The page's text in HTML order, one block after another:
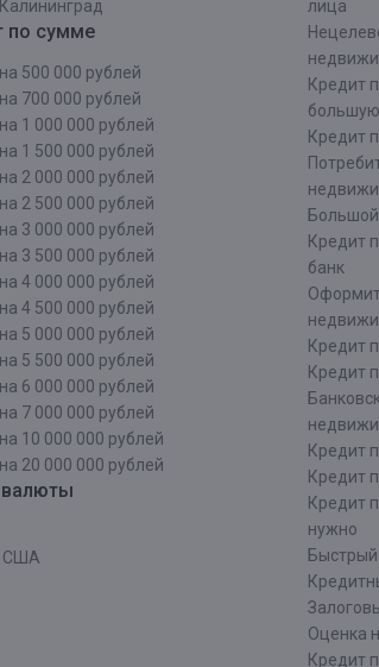
по сумме
500 000 рублей
700 000 рублей
1 000 000 рублей
1 500 000 рублей
2 000 000 рублей
2 500 000 рублей
3 000 000 рублей
3 500 000 рублей
4 000 000 рублей
4 500 000 рублей
5 000 000 рублей
5 500 000 рублей
6 000 000 рублей
7 000 000 рублей
10 000 000 рублей
20 000 000 рублей
США
лица
Кредит
Кредит
Кредит
банк
Кредит
Кредит
Кредит
Кредит
Кредит
нужно
Оценка
Кредит